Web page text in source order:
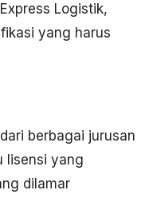
Logistik,
yang harus
berbagai jurusan
lisensi yang
dilamar